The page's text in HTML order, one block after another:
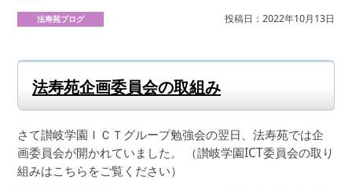
法寿苑ブログ 投稿日：2022年10月13日
法寿苑企画委員会の取組み
さて讃岐学園ＩＣＴグループ勉強会の翌日、法寿苑では企
画委員会が開かれていました。 （讃岐学園ICT委員会の取り
組みはこちらをご覧ください）